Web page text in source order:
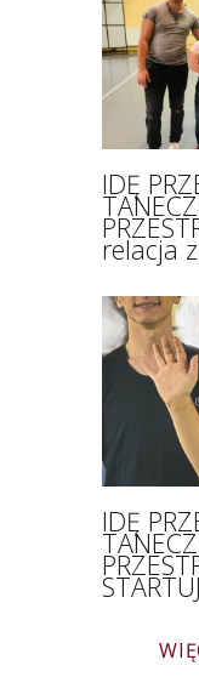
IDĘ
relacja
IDĘ